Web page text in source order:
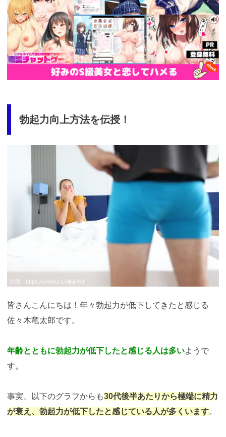
勃起力向上方法を伝授！
引用： https://ishimura.clinic/ed
皆さんこんにちは！年々勃起力が低下してきたと感じる
佐々木竜太郎です。
年齢とともに勃起力が低下したと感じる人は多いようで
す。
事実、以下のグラフからも30代後半あたりから極端に精力
が衰え、勃起力が低下したと感じている人が多くいます。